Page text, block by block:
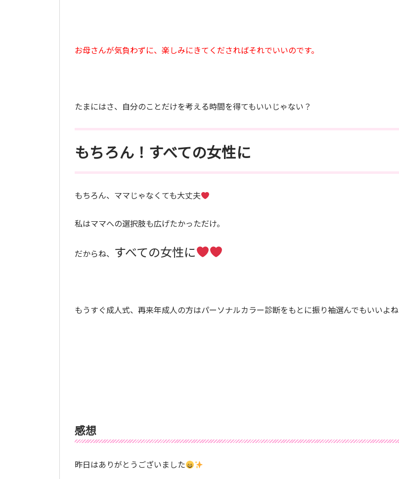
お母さんが気負わずに、楽しみにきてくださればそれでいいのです。
たまにはさ、自分のことだけを考える時間を得てもいいじゃない？
もちろん！すべての女性に
もちろん、ママじゃなくても大丈夫
私はママへの選択肢も広げたかっただけ。
だからね、 すべての女性に
もうすぐ成人式、再来年成人の方はパーソナルカラー診断をもとに振り袖選んでもいいよね
感想
昨日はありがとうございました